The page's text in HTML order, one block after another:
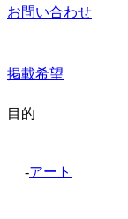
お問い合わせ
掲載希望
目的
-アート